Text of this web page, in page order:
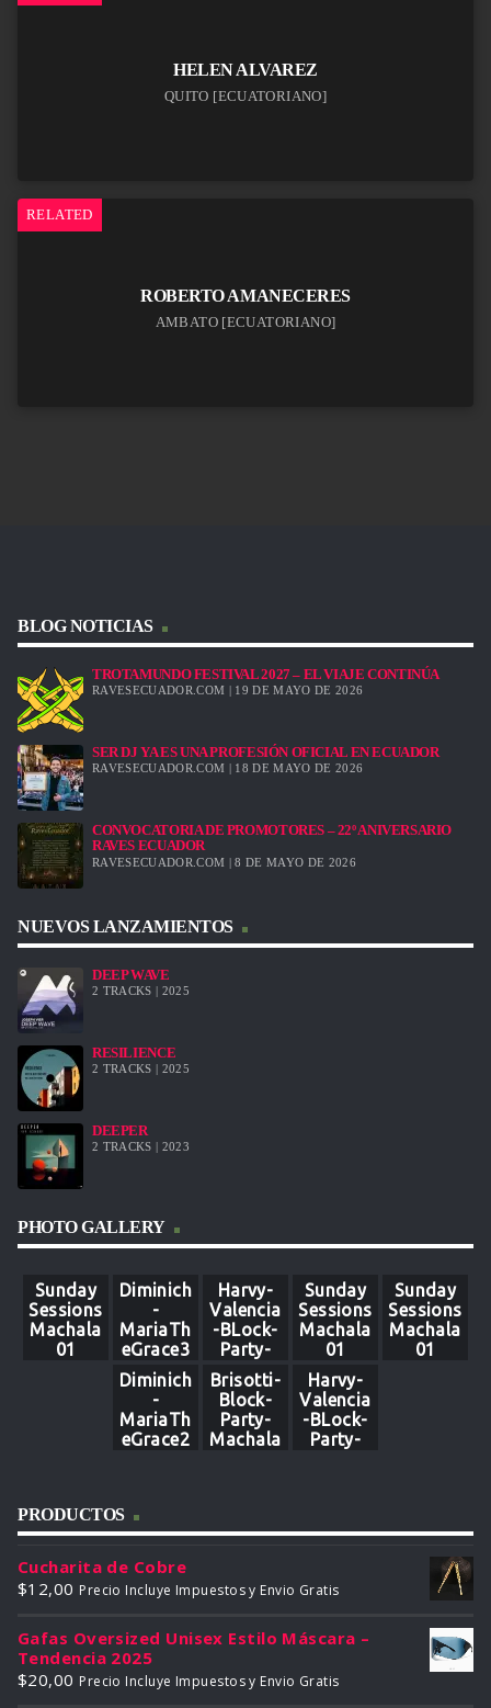
HELEN ALVAREZ
QUITO [ECUATORIANO]
RELATED
ROBERTO AMANECERES
AMBATO [ECUATORIANO]
BLOG NOTICIAS
TROTAMUNDO FESTIVAL 2027 – EL VIAJE CONTINÚA
RAVESECUADOR.COM | 19 DE MAYO DE 2026
SER DJ YA ES UNA PROFESIÓN OFICIAL EN ECUADOR
RAVESECUADOR.COM | 18 DE MAYO DE 2026
CONVOCATORIA DE PROMOTORES – 22º ANIVERSARIO
RAVES ECUADOR
RAVESECUADOR.COM | 8 DE MAYO DE 2026
NUEVOS LANZAMIENTOS
DEEP WAVE
2 TRACKS | 2025
RESILIENCE
2 TRACKS | 2025
DEEPER
2 TRACKS | 2023
PHOTO GALLERY
Sunday
Sessions
Machala
01
Diminich
-
MariaTh
eGrace3
7
Harvy-
Valencia
-BLock-
Party-
Machala
02
Sunday
Sessions
Machala
01
Sunday
Sessions
Machala
01
Diminich
-
MariaTh
eGrace2
Brisotti-
Block-
Party-
Machala
Harvy-
Valencia
-BLock-
Party-
PRODUCTOS
Cucharita de Cobre
$12,00 Precio Incluye Impuestos y Envio Gratis
Gafas Oversized Unisex Estilo Máscara –
Tendencia 2025
$20,00 Precio Incluye Impuestos y Envio Gratis